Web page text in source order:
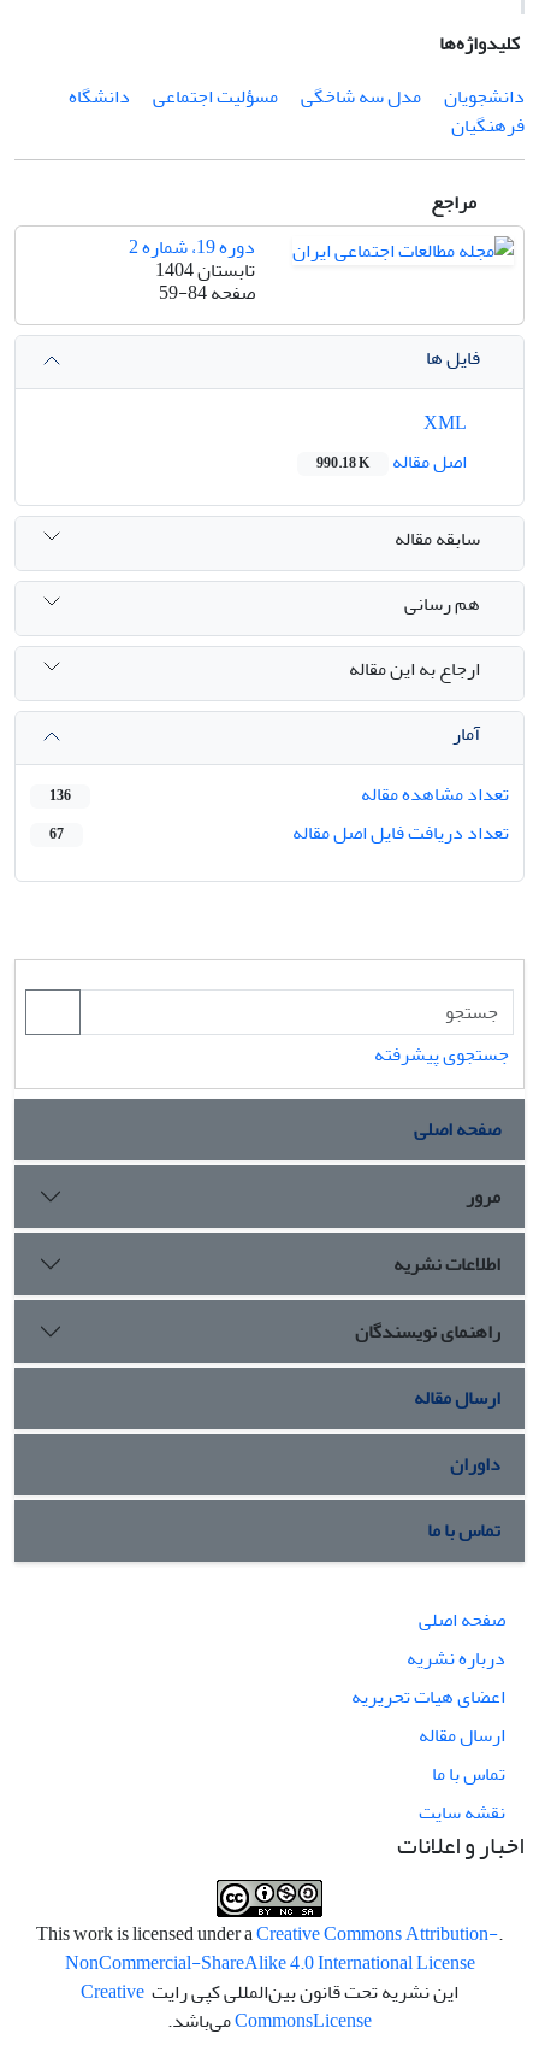
کلیدواژه‌ها
دانشجویان
مدل سه شاخگی مسؤلیت اجتماعی
دانشگاه
فرهنگیان
مراجع
دوره 19، شماره 2
تابستان 1404
صفحه59-84
فایل ها
اصل مقاله
990.18 K
سابقه مقاله
هم رسانی
ارجاع به این مقاله
آمار
تعداد مشاهده مقاله
136
تعداد دریافت فایل اصل مقاله 67
جستجوی پیشرفته
صفحه اصلی
مرور
اطلاعات نشریه
راهنمای نویسندگان
ارسال مقاله
داوران
تماس با ما
صفحه اصلی
درباره نشریه
اعضای هیات تحریریه
ارسال مقاله
تماس با ما
نقشه سایت
اخبار و اعلانات
.This work is licensed under a
Creative Commons Attribution-
NonCommercial-ShareAlike 4.0 International License
این نشریه تحت قانون بین‌المللی کپی رایت Creative
CommonsLicense می‌باشد.